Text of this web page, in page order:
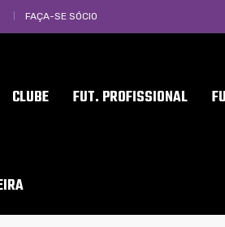
FAÇA-SE SÓCIO
CLUBE FUT. PROFISSIONAL